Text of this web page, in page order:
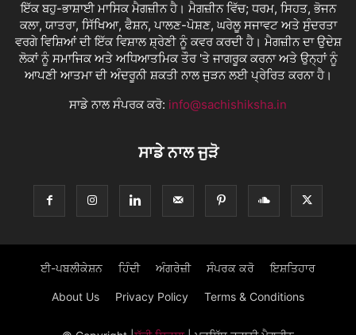
ਇੱਕ ਬਹੁ-ਭਾਸ਼ਾਈ ਮਾਸਿਕ ਮੈਗਜ਼ੀਨ ਹੈ। ਮੈਗਜ਼ੀਨ ਵਿੱਚ; ਧਰਮ, ਸਿਹਤ, ਭੋਜਨ
ਕਲਾ, ਯਾਤਰਾ, ਸਿੱਖਿਆ, ਫੈਸ਼ਨ, ਪਾਲਣ-ਪੋਸ਼ਣ, ਘਰੇਲੂ ਸਜਾਵਟ ਅਤੇ ਸੁੰਦਰਤਾ
ਵਰਗੇ ਵਿਸ਼ਿਆਂ ਦੀ ਇੱਕ ਵਿਸ਼ਾਲ ਸ਼੍ਰੇਣੀ ਨੂੰ ਕਵਰ ਕਰਦੀ ਹੈ। ਮੈਗਜ਼ੀਨ ਦਾ ਉਦੇਸ਼
ਲੋਕਾਂ ਨੂੰ ਸਮਾਜਿਕ ਅਤੇ ਅਧਿਆਤਮਿਕ ਤੌਰ 'ਤੇ ਜਾਗਰੂਕ ਕਰਨਾ ਅਤੇ ਉਨ੍ਹਾਂ ਨੂੰ
ਆਪਣੀ ਆਤਮਾ ਦੀ ਅੰਦਰੂਨੀ ਸ਼ਕਤੀ ਨਾਲ ਜੁੜਨ ਲਈ ਪ੍ਰੇਰਿਤ ਕਰਨਾ ਹੈ।
ਸਾਡੇ ਨਾਲ ਸੰਪਰਕ ਕਰੋ: info@sachishiksha.in
ਸਾਡੇ ਨਾਲ ਜੁੜੋ
ਈ-ਪਬਲੀਕੇਸ਼ਨ ਹਿੰਦੀ ਅੰਗਰੇਜ਼ੀ ਸੰਪਰਕ ਕਰੋ ਇਸ਼ਤਿਹਾਰ
About Us Privacy Policy Terms & Conditions